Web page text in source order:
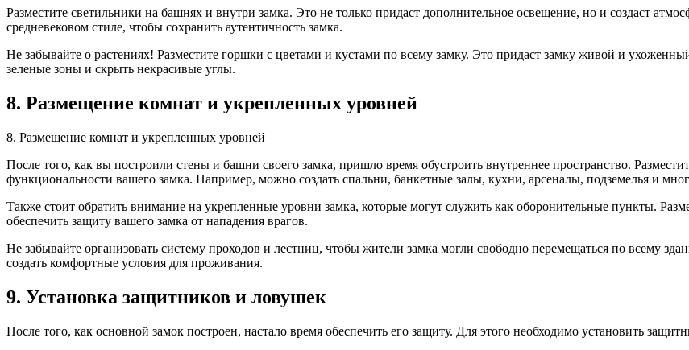
Разместите светильники на башнях и внутри замка. Это не только придаст дополнительное освещение, но и создаст
средневековом стиле, чтобы сохранить аутентичность замка.
Не забывайте о растениях! Разместите горшки с цветами и кустами по всему замку. Это придаст замку живой и
зеленые зоны и скрыть некрасивые углы.
8. Размещение комнат и укрепленных уровней
8. Размещение комнат и укрепленных уровней
После того, как вы построили стены и башни своего замка, пришло время обустроить внутреннее пространство.
функциональности вашего замка. Например, можно создать спальни, банкетные залы, кухни, арсеналы, подземелья и
Также стоит обратить внимание на укрепленные уровни замка, которые могут служить как оборонительные пункты.
обеспечить защиту вашего замка от нападения врагов.
Не забывайте организовать систему проходов и лестниц, чтобы жители замка могли свободно перемещаться по всему
создать комфортные условия для проживания.
9. Установка защитников и ловушек
После того, как основной замок построен, настало время обеспечить его защиту. Для этого необходимо установить